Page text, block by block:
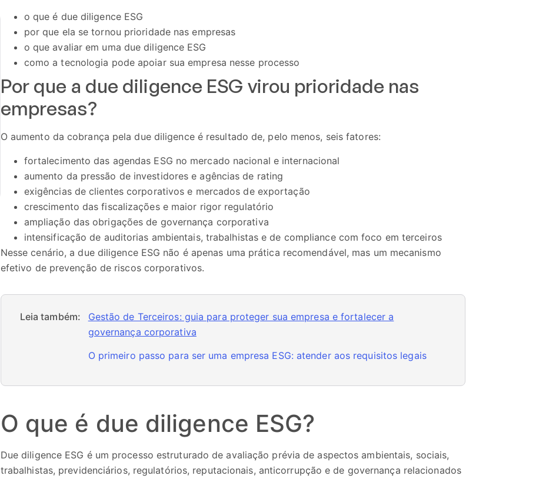
o que é due diligence ESG
por que ela se tornou prioridade nas empresas
o que avaliar em uma due diligence ESG
como a tecnologia pode apoiar sua empresa nesse processo
Por que a due diligence ESG virou prioridade nas
empresas?
O aumento da cobrança pela due diligence é resultado de, pelo menos, seis fatores:
fortalecimento das agendas ESG no mercado nacional e internacional
aumento da pressão de investidores e agências de rating
exigências de clientes corporativos e mercados de exportação
crescimento das fiscalizações e maior rigor regulatório
ampliação das obrigações de governança corporativa
intensificação de auditorias ambientais, trabalhistas e de compliance com foco em terceiros
Nesse cenário, a due diligence ESG não é apenas uma prática recomendável, mas um mecanismo
efetivo de prevenção de riscos corporativos.
Leia também:
Gestão de Terceiros: guia para proteger sua empresa e fortalecer a
governança corporativa
O primeiro passo para ser uma empresa ESG: atender aos requisitos legais
O que é due diligence ESG?
Due diligence ESG é um processo estruturado de avaliação prévia de aspectos ambientais, sociais,
trabalhistas, previdenciários, regulatórios, reputacionais, anticorrupção e de governança relacionados